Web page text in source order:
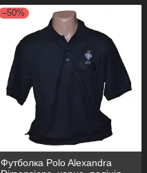
–50%
Футболка Polo Alexandra